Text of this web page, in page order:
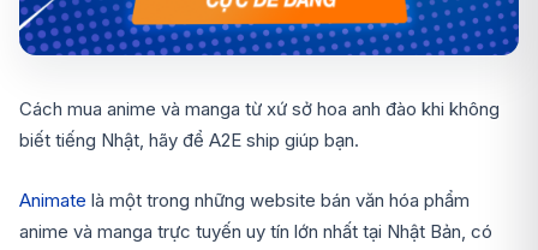
Cách mua anime và manga từ xứ sở hoa anh đào khi không
biết tiếng Nhật, hãy để A2E ship giúp bạn.
Animate là một trong những website bán văn hóa phẩm
anime và manga trực tuyến uy tín lớn nhất tại Nhật Bản, có